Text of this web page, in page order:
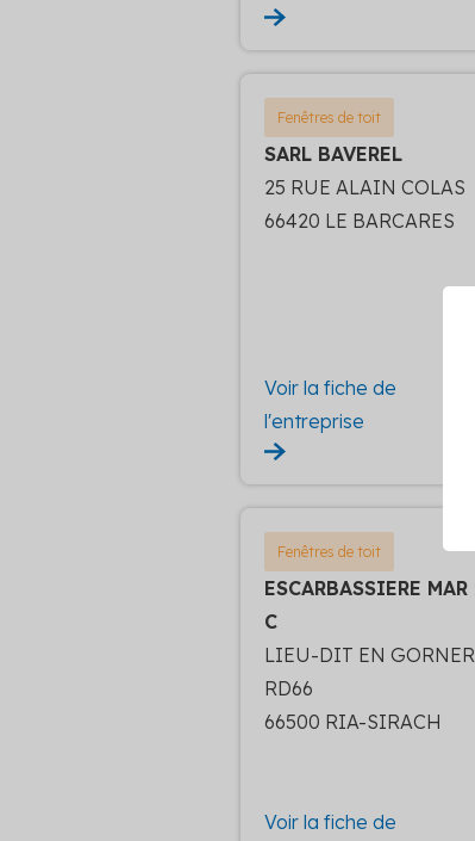
Fenêtres de toit
SARL BAVEREL
25 RUE ALAIN COLAS
66420 LE BARCARES
Voir la fiche de
l'entreprise
Fenêtres de toit
ESCARBASSIERE MAR
C
LIEU-DIT EN GORNER
RD66
66500 RIA-SIRACH
Voir la fiche de